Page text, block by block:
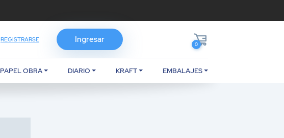
REGISTRARSE Ingresar 0
PAPEL OBRA DIARIO KRAFT EMBALAJES